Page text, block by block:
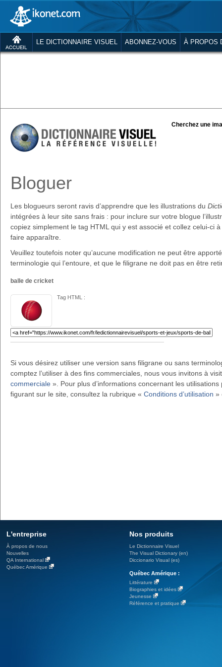
LE DICTIONNAIRE VISUEL ABONNEZ-VOUS À PROPOS
Cherchez une
Bloguer
Les blogueurs seront ravis d’apprendre que les illustrations du
intégrées à leur site sans frais : pour inclure sur votre blogue
copiez simplement le tag HTML qui y est associé et collez celui-ci
faire apparaître.
Veuillez toutefois noter qu’aucune modification ne peut être
terminologie qui l’entoure, et que le filigrane ne doit pas en être
balle de cricket
Tag HTML :
Si vous désirez utiliser une version sans filigrane ou sans
comptez l’utiliser à des fins commerciales, nous vous invitons à
commerciale ». Pour plus d’informations concernant les
figurant sur le site, consultez la rubrique « Conditions d’utilisation »
L'entreprise
À propos de nous
Nouvelles
QA International
Québec Amérique
Nos produits
Le Dictionnaire Visuel
The Visual Dictionary (en)
Diccionario Visual (es)
Québec Amérique :
Littérature
Biographies et idées
Jeunesse
Référence et pratique